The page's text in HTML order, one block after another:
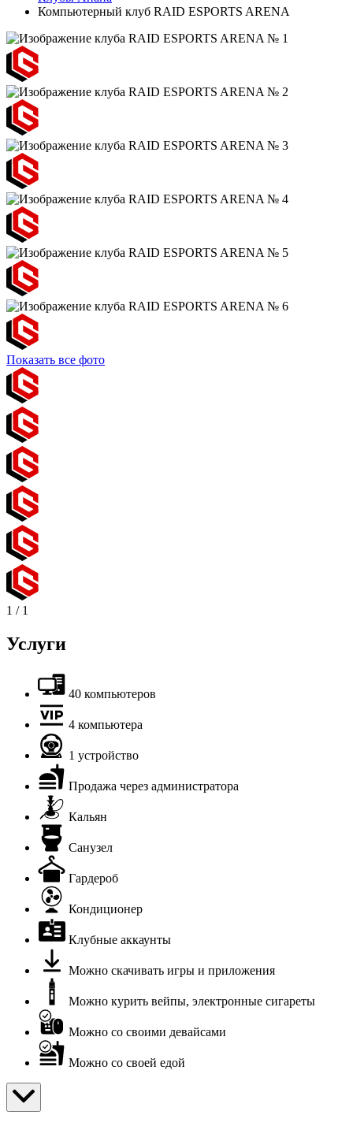
Компьютерный клуб RAID ESPORTS ARENA
Показать все фото
1 / 1
Услуги
40 компьютеров
4 компьютера
1 устройство
Продажа через администратора
Кальян
Санузел
Гардероб
Кондиционер
Клубные аккаунты
Можно скачивать игры и приложения
Можно курить вейпы, электронные сигареты
Можно со своими девайсами
Можно со своей едой